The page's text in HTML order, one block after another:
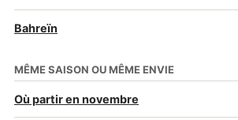
Bahreïn
MÊME SAISON OU MÊME ENVIE
Où partir en novembre